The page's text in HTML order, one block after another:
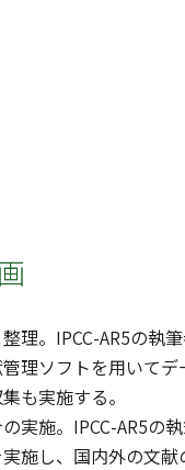
理。IPCC-AR5の執
理ソフトを用いて
も実施する。
実施。IPCC-AR5の
施し、国内外の文献